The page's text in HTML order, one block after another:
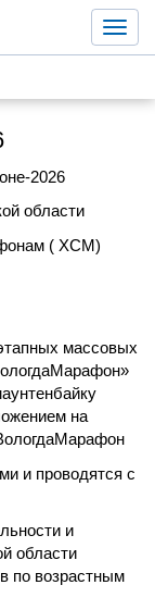
2026
области
( XCM)
массовых
на
и проводятся с
и
области
по возрастным